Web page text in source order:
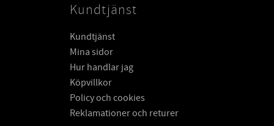
Kundtjänst
Kundtjänst
Mina sidor
Hur handlar jag
Köpvillkor
Policy och cookies
Reklamationer och returer